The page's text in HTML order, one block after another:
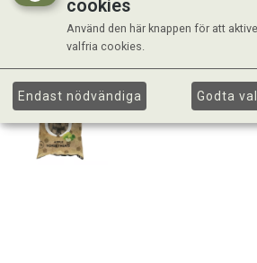
cookies
Använd den här knappen för att
valfria cookies.
Endast nödvändiga Godta val